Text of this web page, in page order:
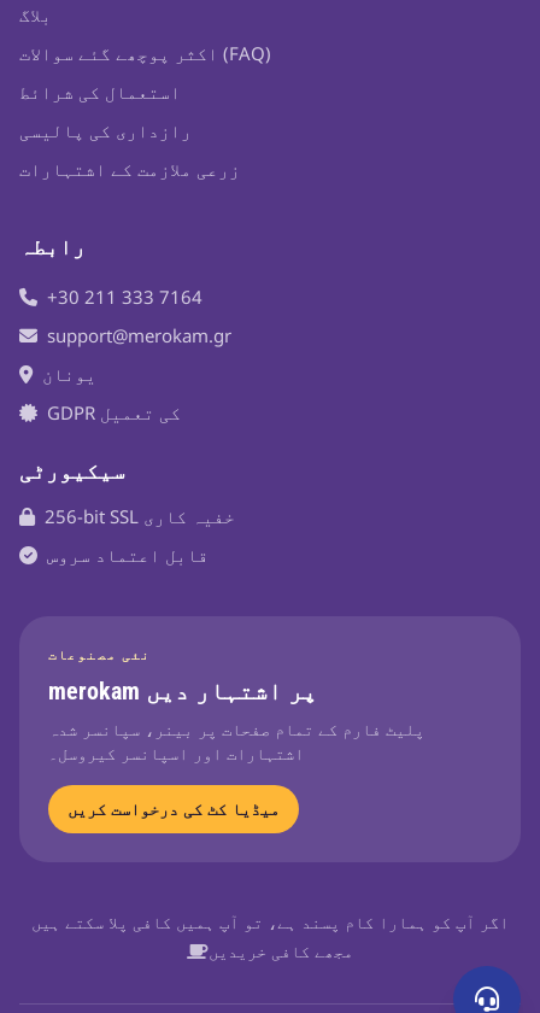
بلاگ
اکثر پوچھے گئے سوالات (FAQ)
استعمال کی شرائط
رازداری کی پالیسی
زرعی ملازمت کے اشتہارات
رابطہ
+30 211 333 7164
support@merokam.gr
یونان
GDPR کی تعمیل
سیکیورٹی
256-bit SSL خفیہ کاری
قابل اعتماد سروس
نئی مصنوعات
merokam پر اشتہار دیں
پلیٹ فارم کے تمام صفحات پر بینر، سپانسر شدہ
اشتہارات اور اسپانسر کیروسل۔
میڈیا کٹ کی درخواست کریں
اگر آپ کو ہمارا کام پسند ہے، تو آپ ہمیں کافی پلا سکتے ہیں
مجھے کافی خریدیں